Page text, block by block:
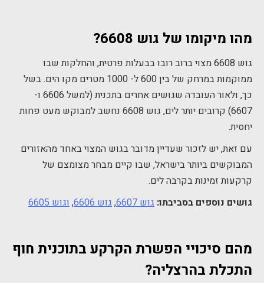
מהו מיקומו של גוש 6608?
גוש 6608 מצוי ברוב רובו בבעלות פרטית, והחלקות שבו
ממוקמות במרחק של בין 600 ל- 1000 מטרים מקו הים. בשל
כך, ולאור העובדה שגושים אחרים בתכנית (למשל 6606 ו-
6607) קרובים יותר לים, גוש 6608 נחשב למבוקש מעט פחות
יחסית.
עם זאת, יש לזכור שעדיין מדובר בגוש המצוי באחד מהאזורים
המבוקשים ביותר בישראל, שבו קיים מבחר מצומצם של
קרקעות זמינות בקרבה לים.
גושים נוספים בסביבתו: גוש 6607 ,גוש 6606 ,וגוש 6605
מהם סיכויי הפשרת הקרקע בתוכנית חוף
התכלת בהרצליה?